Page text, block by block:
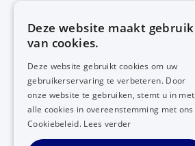
Deze website maakt gebruik
van cookies.
Deze website gebruikt cookies om uw
gebruikerservaring te verbeteren. Door
onze website te gebruiken, stemt u in met
alle cookies in overeenstemming met ons
Cookiebeleid. Lees verder